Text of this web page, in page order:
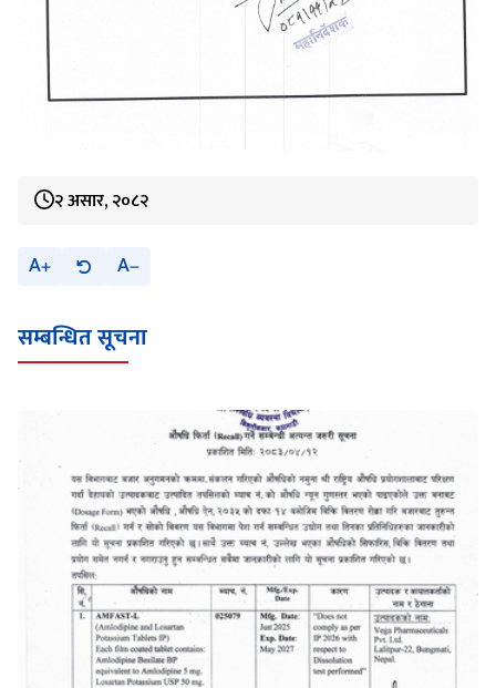
२ असार, २०८२
A A
सम्बन्धित सूचना